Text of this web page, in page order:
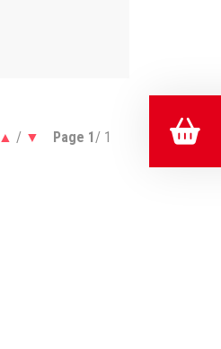
▲ / ▼ Page 1/ 1